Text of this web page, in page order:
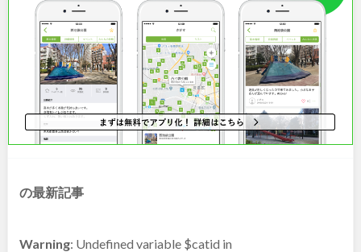
三重 滋賀
京都 大阪
奈良
中国・四国
の最新記事
Warning: Undefined variable $catid in